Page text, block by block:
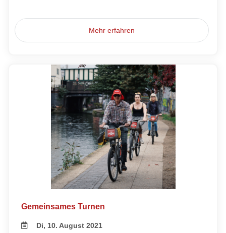
Mehr erfahren
Gemeinsames Turnen
Di, 10. August 2021